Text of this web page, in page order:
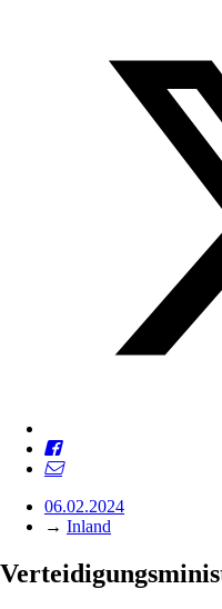
06.02.2024
→ Inland